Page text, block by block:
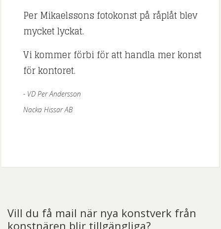
Per Mikaelssons fotokonst på råplåt blev
mycket lyckat.
Vi kommer förbi för att handla mer konst
för kontoret.
VD Per Andersson
Nacka Hissar AB
Vill du få mail när nya konstverk från
konstnären blir tillgängliga?